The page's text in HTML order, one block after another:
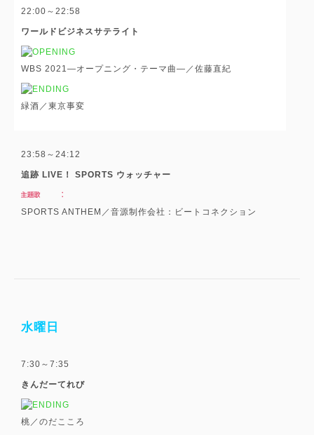
22:00～22:58
ワールドビジネスサテライト
WBS 2021―オープニング・テーマ曲―／佐藤直紀
緑酒／東京事変
23:58～24:12
追跡 LIVE！ SPORTS ウォッチャー
SPORTS ANTHEM／音源制作会社：ビートコネクション
水曜日
7:30～7:35
きんだーてれび
桃／のだこころ